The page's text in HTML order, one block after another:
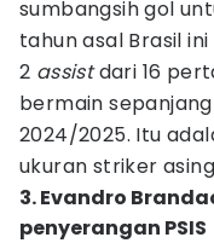
sumbangsih gol
tahun asal Brasil
2 assistdari 16
bermain
2024/2025. Itu
ukuran striker
3. Evandro
penyerangan PSIS